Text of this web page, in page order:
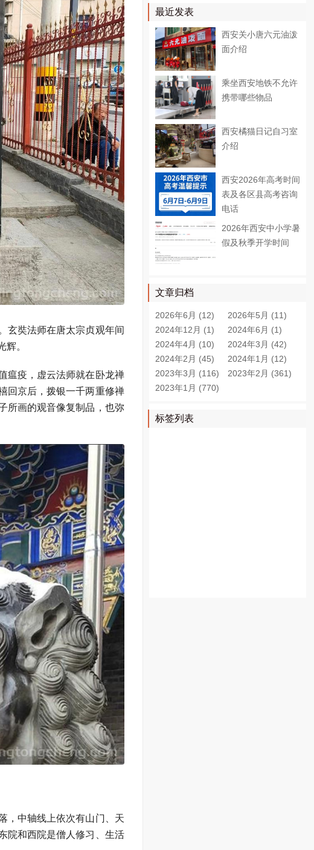
玄奘法师在唐太宗贞观年间
辉。
瘟疫，虚云法师就在卧龙禅
回京后，拨银一千两重修禅
所画的观音像复制品，也弥
，中轴线上依次有山门、天
院和西院是僧人修习、生活
最近发表
西安关小唐六元油泼
面介绍
乘坐西安地铁不允许
携带哪些物品
西安橘猫日记自习室
介绍
西安2026年高考时间
表及各区县高考咨询
电话
2026年西安中小学暑
假及秋季开学时间
文章归档
2026年6月 (12)
2026年5月 (11)
2024年12月 (1)
2024年6月 (1)
2024年4月 (10)
2024年3月 (42)
2024年2月 (45)
2024年1月 (12)
2023年3月 (116)
2023年2月 (361)
2023年1月 (770)
标签列表